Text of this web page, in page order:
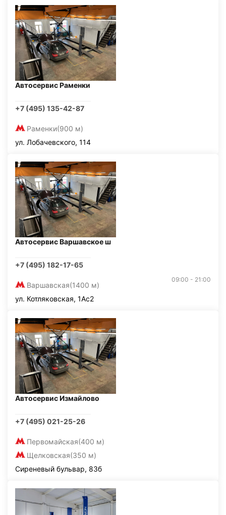
Автосервис Раменки
+7 (495) 135-42-87
Раменки(900 м)
ул. Лобачевского, 114
Автосервис Варшавское ш
+7 (495) 182-17-65
Варшавская(1400 м)
09:00 - 21:00
ул. Котляковская, 1Ас2
Автосервис Измайлово
+7 (495) 021-25-26
Первомайская(400 м)
Щелковская(350 м)
Сиреневый бульвар, 83б